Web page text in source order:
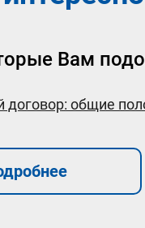
Вам
договор: общие